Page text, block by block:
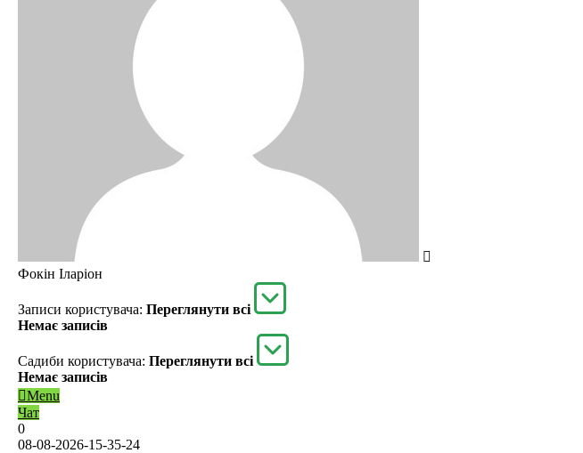
Фокін Іларіон
Записи користувача: Переглянути всі
Немає записів
Садиби користувача: Переглянути всі
Немає записів
Menu
Чат
0
08-08-2026-15-35-24